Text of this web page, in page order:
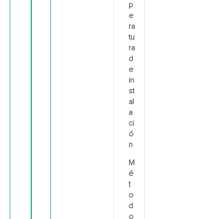
p
e
ra
tu
ra
d
e
in
st
al
a
ci
ó
n
M
é
t
o
d
o